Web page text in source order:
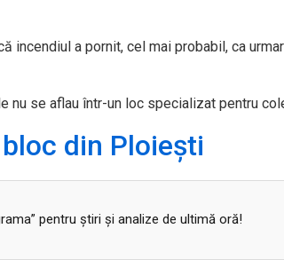
incendiul a pornit, cel mai probabil, ca
nu se aflau într-un loc specializat pentru
din Ploiești
pentru ştiri şi analize de ultimă oră!